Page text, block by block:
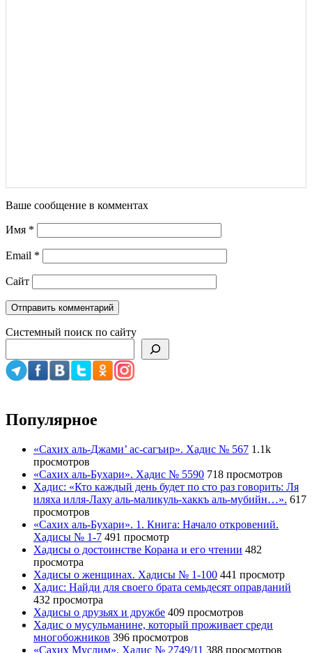
Ваше сообщение в комментах
Имя *
Email *
Сайт
Системный поиск по сайту
Популярное
«Сахих аль-Джами’ ас-сагъир». Хадис № 567 1.1k
просмотров
«Сахих аль-Бухари». Хадис № 5590 718 просмотров
Хадис: «Кто каждый день будет по сто раз говорить: Ля
иляха илля-Лаху аль-маликуль-хаккъ аль-мубийн…». 617
просмотров
«Сахих аль-Бухари». 1. Книга: Начало откровений.
Хадисы № 1-7 491 просмотр
Хадисы о достоинстве Корана и его чтении 482
просмотра
Хадисы о женщинах. Хадисы № 1-100 441 просмотр
Хадис: Найди для своего брата семьдесят оправданий
432 просмотра
Хадисы о друзьях и дружбе 409 просмотров
Хадис о мусульманине, который проживает среди
многобожников 396 просмотров
«Сахих Муслим». Хадис № 2749/11 388 просмотров